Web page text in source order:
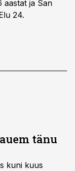
aastat ja San
24.
tänu
kuus